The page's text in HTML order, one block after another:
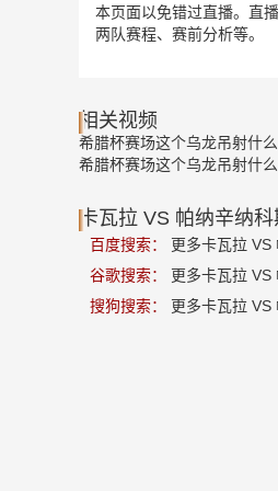
本页面以免错过直播。直
两队赛程、赛前分析等。
相关视频
希腊杯赛场这个乌龙吊射什么
希腊杯赛场这个乌龙吊射什么
卡瓦拉 VS 帕纳辛纳
百度搜索：
更多卡瓦拉 VS
谷歌搜索：
更多卡瓦拉 VS
搜狗搜索：
更多卡瓦拉 VS